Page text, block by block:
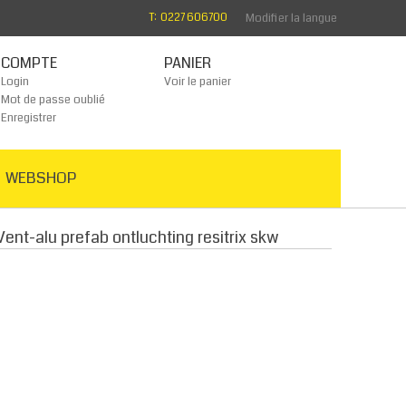
Modifier la langue
T: 0227 606700
COMPTE
Login
Mot de passe oublié
Enregistrer
PANIER
Voir le panier
WEBSHOP
alu prefab ontluchting resitrix skw